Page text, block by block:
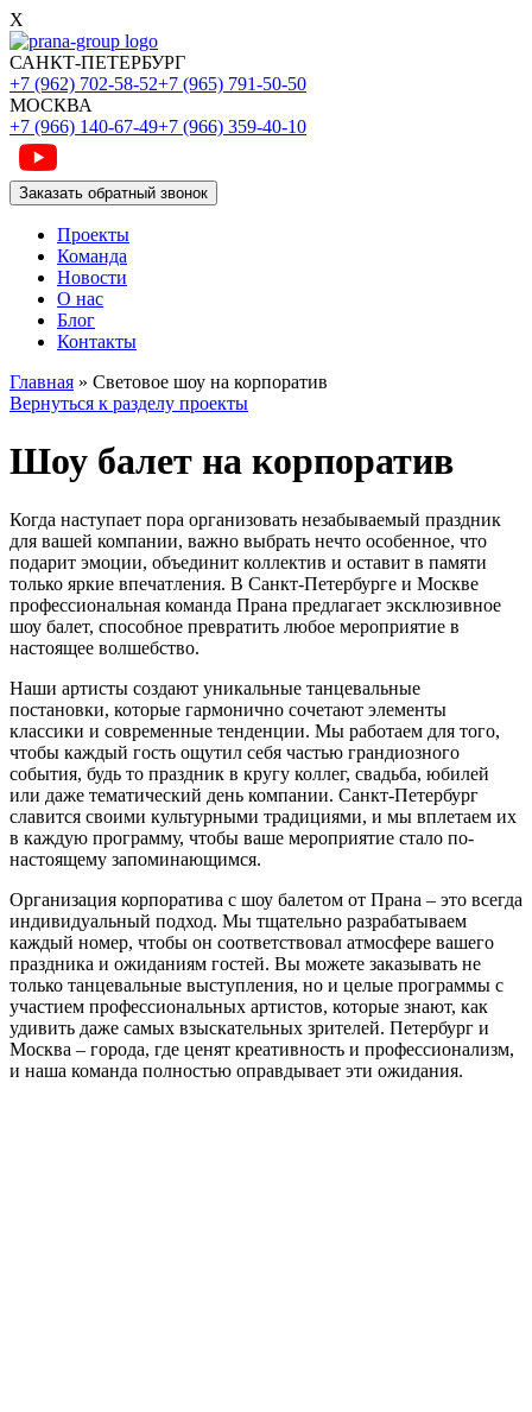
X
САНКТ-ПЕТЕРБУРГ
+7 (962) 702-58-52+7 (965) 791-50-50
МОСКВА
+7 (966) 140-67-49+7 (966) 359-40-10
Заказать обратный звонок
Проекты
Команда
Новости
О нас
Блог
Контакты
Главная » Световое шоу на корпоратив
Вернуться к разделу проекты
Шоу балет на корпоратив
Когда наступает пора организовать незабываемый праздник
для вашей компании, важно выбрать нечто особенное, что
подарит эмоции, объединит коллектив и оставит в памяти
только яркие впечатления. В Санкт-Петербурге и Москве
профессиональная команда Прана предлагает эксклюзивное
шоу балет, способное превратить любое мероприятие в
настоящее волшебство.
Наши артисты создают уникальные танцевальные
постановки, которые гармонично сочетают элементы
классики и современные тенденции. Мы работаем для того,
чтобы каждый гость ощутил себя частью грандиозного
события, будь то праздник в кругу коллег, свадьба, юбилей
или даже тематический день компании. Санкт-Петербург
славится своими культурными традициями, и мы вплетаем их
в каждую программу, чтобы ваше мероприятие стало по-
настоящему запоминающимся.
Организация корпоратива с шоу балетом от Прана – это всегда
индивидуальный подход. Мы тщательно разрабатываем
каждый номер, чтобы он соответствовал атмосфере вашего
праздника и ожиданиям гостей. Вы можете заказывать не
только танцевальные выступления, но и целые программы с
участием профессиональных артистов, которые знают, как
удивить даже самых взыскательных зрителей. Петербург и
Москва – города, где ценят креативность и профессионализм,
и наша команда полностью оправдывает эти ожидания.